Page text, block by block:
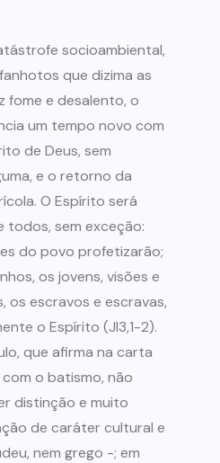
socioambiental,
que dizima as
fome e desalento, o
um tempo novo com
de Deus, sem
e o retorno da
O Espírito será
todos, sem exceção:
do povo profetizarão;
os jovens, visões e
os escravos e escravas,
o Espírito (Jl3,1-2).
que afirma na carta
o batismo, não
distinção e muito
de caráter cultural e
nem grego -; em